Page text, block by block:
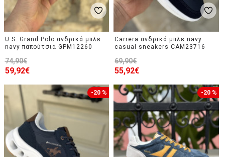
U.S. Grand Polo ανδρικά μπλε
navy παπούτσια GPM12260
59,92€
74,90€
Carrera ανδρικά μπλε navy
casual sneakers CAM23716
55,92€
69,90€
-20 % -20 %